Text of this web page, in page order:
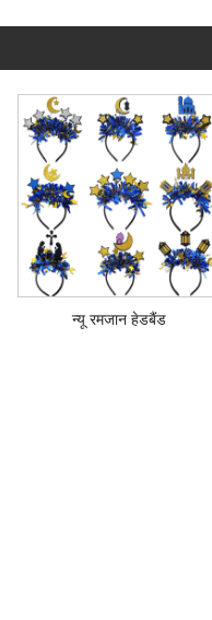
न्यू रमजान हेडबैंड